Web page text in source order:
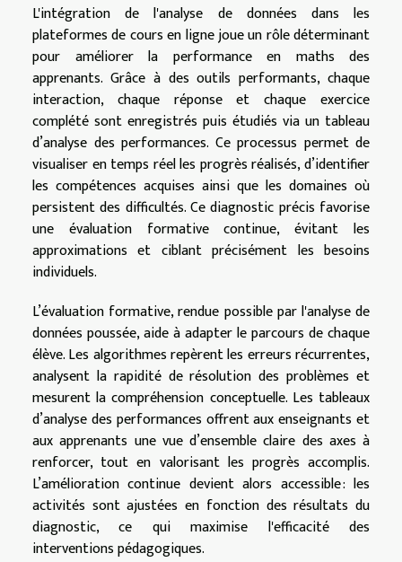
L'intégration de l'analyse de données dans les
plateformes de cours en ligne joue un rôle déterminant
pour améliorer la performance en maths des
apprenants. Grâce à des outils performants, chaque
interaction, chaque réponse et chaque exercice
complété sont enregistrés puis étudiés via un tableau
d’analyse des performances. Ce processus permet de
visualiser en temps réel les progrès réalisés, d’identifier
les compétences acquises ainsi que les domaines où
persistent des difficultés. Ce diagnostic précis favorise
une évaluation formative continue, évitant les
approximations et ciblant précisément les besoins
individuels.
L’évaluation formative, rendue possible par l'analyse de
données poussée, aide à adapter le parcours de chaque
élève. Les algorithmes repèrent les erreurs récurrentes,
analysent la rapidité de résolution des problèmes et
mesurent la compréhension conceptuelle. Les tableaux
d’analyse des performances offrent aux enseignants et
aux apprenants une vue d’ensemble claire des axes à
renforcer, tout en valorisant les progrès accomplis.
L’amélioration continue devient alors accessible : les
activités sont ajustées en fonction des résultats du
diagnostic, ce qui maximise l'efficacité des
interventions pédagogiques.